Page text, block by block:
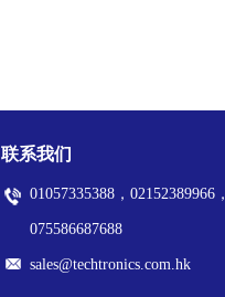
联系我们
01057335388，02152389966，
075586687688
sales@techtronics.com.hk